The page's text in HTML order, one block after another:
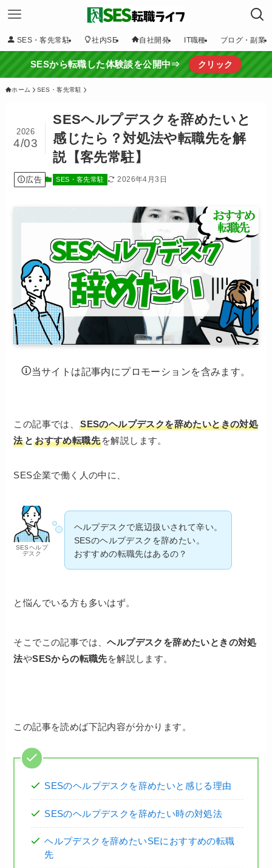
SES・客先常駐 社内SE 自社開発 IT職種 ブログ・副業
SESから転職した体験談を公開中⇒ クリック
ホーム SES・客先常駐
SESヘルプデスクを辞めたいと
感じたら？対処法や転職先を解
説【客先常駐】
2026
4/03
広告 SES・客先常駐 2026年4月3日
当サイトは記事内にプロモーションを含みます。
この記事では、SESのヘルプデスクを辞めたいときの対処
法とおすすめ転職先 を解説します。
SES企業で働く人の中に、
SESヘルプ
デスク
ヘルプデスクで底辺扱いされて辛い。
SESのヘルプデスクを辞めたい。
おすすめの転職先はあるの？
と悩んでいる方も多いはず。
そこでこの記事では、ヘルプデスクを辞めたいときの対処
法やSESからの転職先を解説します。
この記事を読めば下記内容が分かります。
SESのヘルプデスクを辞めたいと感じる理由
SESのヘルプデスクを辞めたい時の対処法
ヘルプデスクを辞めたいSEにおすすめの転職
先